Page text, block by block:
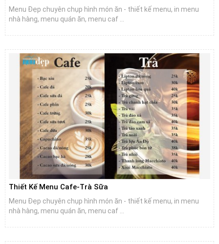
Menu Đẹp chuyên chụp hình món ăn - thiết kế menu, in menu
nhà hàng, menu quán ăn, menu caf ...
Thiết Kế Menu Cafe-Trà Sữa
Menu Đẹp chuyên chụp hình món ăn - thiết kế menu, in menu
nhà hàng, menu quán ăn, menu caf ...